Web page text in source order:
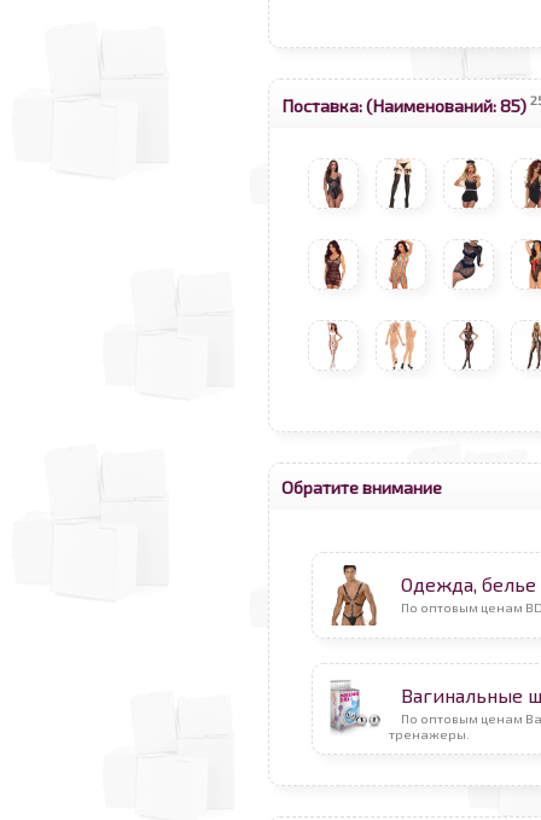
Поставка:(Наименований: 85)
Обратите внимание
Одежда,
По оптовым ценам
Вагинальные
По оптовым ценам
тренажеры.